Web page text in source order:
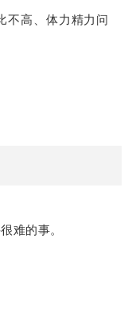
不高、体力精力问
难的事。